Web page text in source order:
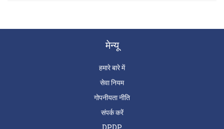
मेन्यू
हमारे बारे में
सेवा नियम
गोपनीयता नीति
संपर्क करें
DPDP